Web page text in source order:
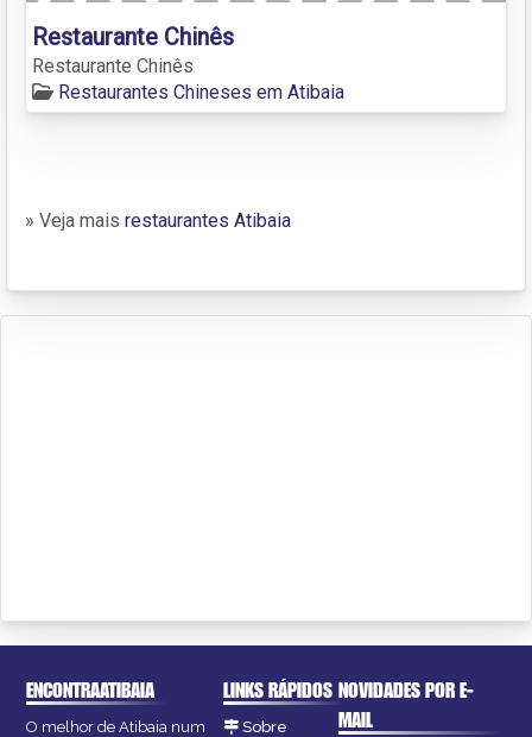
Restaurante Chinês
Restaurante Chinês
Restaurantes Chineses em Atibaia
» Veja mais restaurantes Atibaia
ENCONTRAATIBAIA
O melhor de Atibaia num
LINKS RÁPIDOS
Sobre
NOVIDADES POR E-
MAIL